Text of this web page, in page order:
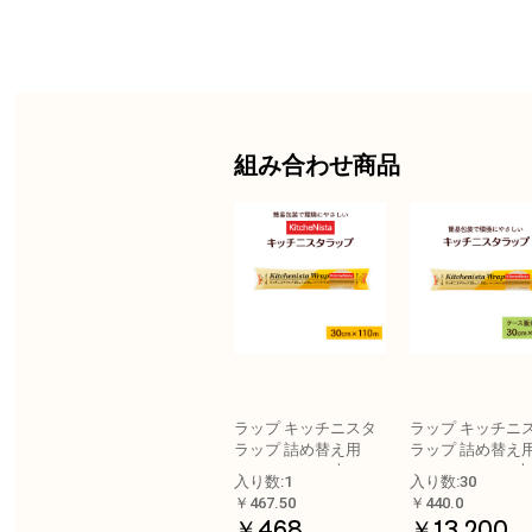
組み合わせ商品
ラップ キッチニスタ
ラップ 詰め替え用
30cm×110m 1本
入り数:1
￥467.50
ラップ キッチニ
ラップ 詰め替え
30cm×110m 30本
ース販売
入り数:30
￥440.0